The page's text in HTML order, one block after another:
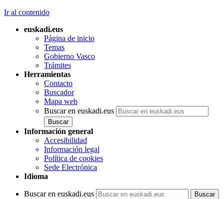
Ir al contenido
euskadi.eus
Página de inicio
Temas
Gobierno Vasco
Trámites
Herramientas
Contacto
Buscador
Mapa web
Buscar en euskadi.eus
Información general
Accesibilidad
Información legal
Política de cookies
Sede Electrónica
Idioma
Buscar en euskadi.eus